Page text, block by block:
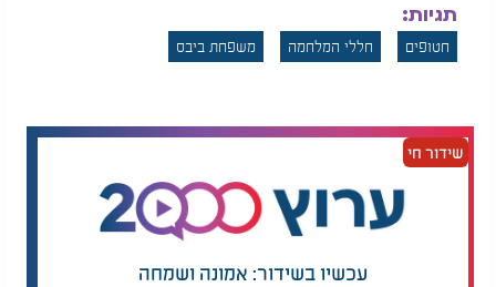
תגיות:
חטופים חללי המלחמה משפחת ביבס
שידור חי
עכשיו בשידור: אמונה ושמחה